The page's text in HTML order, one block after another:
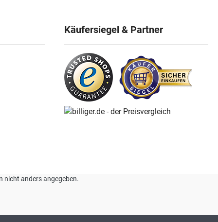
Käufersiegel & Partner
nicht anders angegeben.